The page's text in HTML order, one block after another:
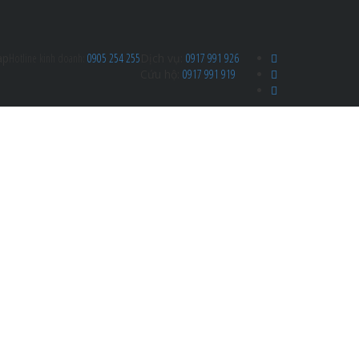
0917 991 926
0917 991 919
0905 254 255